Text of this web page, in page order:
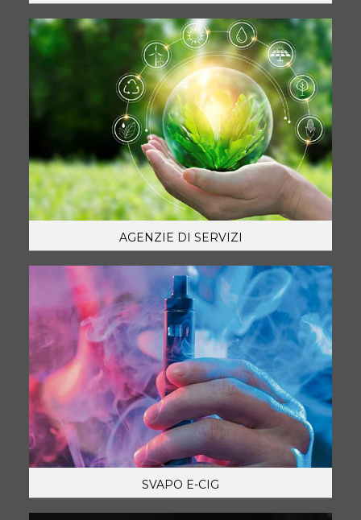
AGENZIE DI SERVIZI
SVAPO E-CIG